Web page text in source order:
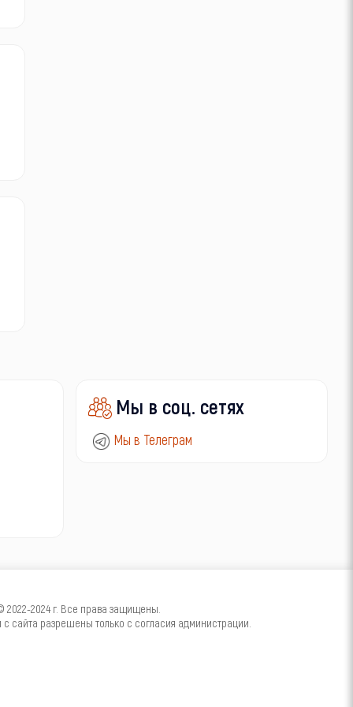
Мы в соц. сетях
Мы в Телеграм
2024 г. Все права защищены.
сайта разрешены только с согласия администрации.